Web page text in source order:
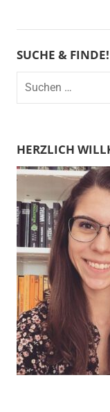
SUCHE & FINDE!
Suchen
HERZLICH